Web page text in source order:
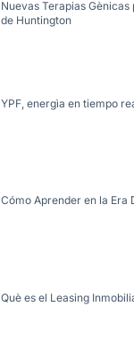
Nuevas Terapias
de Huntington
YPF, energìa en tiempo
Cómo Aprender en la Era
Què es el Leasing